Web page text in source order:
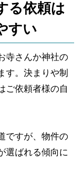
る依頼は
すい
寺さんか神社の
す。決まりや制
ご依頼者様の自
ですが、物件の
選ばれる傾向に